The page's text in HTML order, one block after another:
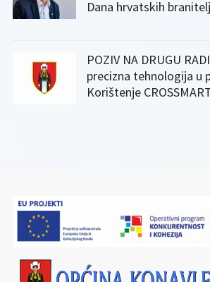
Dana hrvatskih
POZIV NA DRUGU
precizna tehnologija u
Korištenje